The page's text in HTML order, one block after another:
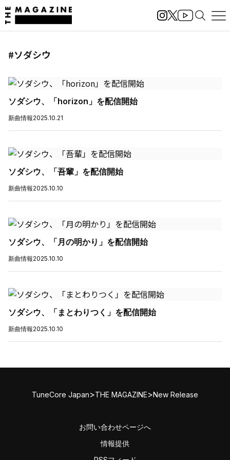
#ソダシウ
ソダシウ、「horizon」を配信開始
新曲情報2025.10.21
ソダシウ、「吾輩」を配信開始
新曲情報2025.10.10
ソダシウ、「月の明かり」を配信開始
新曲情報2025.10.10
ソダシウ、「まとわりつく」を配信開始
新曲情報2025.10.10
TuneCore Japan>THE MAGAZINE>New Release
お問い合わせページへ
情報提供